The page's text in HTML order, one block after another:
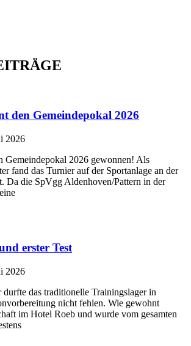
den Gemeindepokal 2026
2026
Gemeindepokal 2026 gewonnen! Als
fand das Turnier auf der Sportanlage an der
Da die SpVgg Aldenhoven/Pattern in der
erster Test
2026
durfte das traditionelle Trainingslager in
nicht fehlen. Wie gewohnt
im Hotel Roeb und wurde vom gesamten